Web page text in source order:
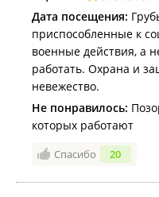
Дата посещения:
приспособленные к
военные действия, а
работать. Охрана и
невежество.
Не понравилось:
которых работают
Спасибо 20